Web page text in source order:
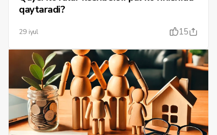
qaytaradi?
29 iyul 15